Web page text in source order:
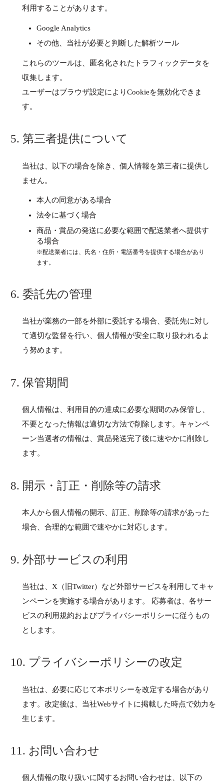
利用することがあります。
Google Analytics
その他、当社が必要と判断した解析ツール
これらのツールは、匿名化されたトラフィックデータを
収集します。
ユーザーはブラウザ設定によりCookieを無効化できま
す。
5. 第三者提供について
当社は、以下の場合を除き、個人情報を第三者に提供し
ません。
本人の同意がある場合
法令に基づく場合
商品・賞品の発送に必要な範囲で配送業者へ提供す
る場合
※配送業者には、氏名・住所・電話番号を提供する場合があり
ます。
6. 委託先の管理
当社が業務の一部を外部に委託する場合、委託先に対し
て適切な監督を行い、個人情報が安全に取り扱われるよ
う努めます。
7. 保管期間
個人情報は、利用目的の達成に必要な期間のみ保管し、
不要となった情報は適切な方法で削除します。キャンペ
ーン当選者の情報は、賞品発送完了後に速やかに削除し
ます。
8. 開示・訂正・削除等の請求
本人から個人情報の開示、訂正、削除等の請求があった
場合、合理的な範囲で速やかに対応します。
9. 外部サービスの利用
当社は、X（旧Twitter）など外部サービスを利用してキャ
ンペーンを実施する場合があります。 応募者は、各サー
ビスの利用規約およびプライバシーポリシーに従うもの
とします。
10. プライバシーポリシーの改定
当社は、必要に応じて本ポリシーを改定する場合があり
ます。改定後は、当社Webサイトに掲載した時点で効力を
生じます。
11. お問い合わせ
個人情報の取り扱いに関するお問い合わせは、以下の